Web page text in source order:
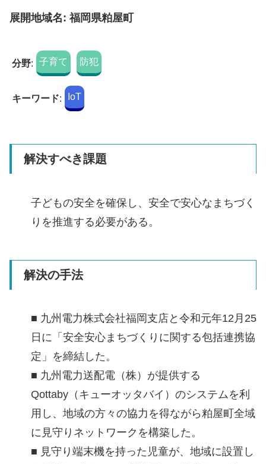
展開地域名: 福岡県粕屋町
分野: 子育て 防犯
キーワード: IoT
解決すべき課題
子どもの安全を確保し、安全で安心なまちづく
りを推進する必要がある。
解決の手法
■ 九州電力株式会社福岡支店と令和元年12月25
日に「安全安心まちづくりに関する包括連携協
定」を締結した。
■ 九州電力送配電（株）が提供する
Qottaby（キューオッタバイ）のシステムを利
用し、地域の方々の協力を得ながら粕屋町全域
に見守りネットワークを構築した。
■ 見守り端末機を持った児童が、地域に設置し